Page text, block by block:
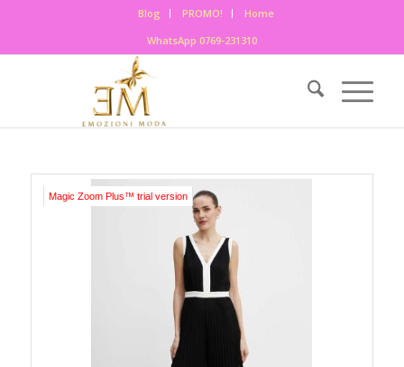
Blog PROMO!
Home
WhatsApp 0769-231310
Magic Zoom Plus™ trial version